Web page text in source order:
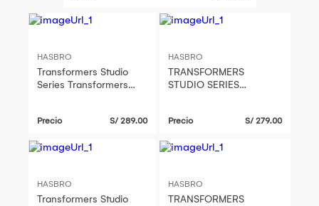
HASBRO
Transformers Studio
Series Transformers
Precio S/ 289.00
HASBRO
TRANSFORMERS
STUDIO SERIES
FOR CYBERTRON
Precio S/ 279.00
HASBRO
Transformers Studio
HASBRO
TRANSFORMERS